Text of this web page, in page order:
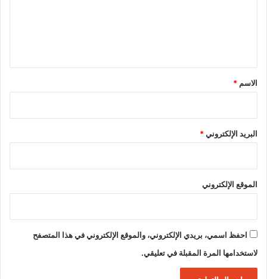
*
الاسم *
البريد الإلكتروني*
الموقع الإلكتروني
احفظ اسمي، بريدي الإلكتروني، والموقع الإلكتروني في هذا المتصفح
لاستخدامها المرة المقبلة في تعليقي.